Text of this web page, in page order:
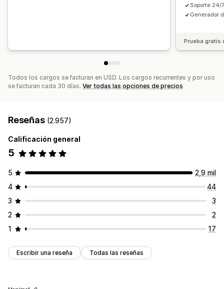
Soporte 24/
Generador
Prueba gratis
Todos los cargos se facturan en USD. Los cargos recurrentes y por uso
se facturan cada 30 días. Ver todas las opciones de precios
Reseñas (2.957)
Calificación general
5
5
2,9 mil
4
44
3
3
2
2
1
17
Escribir una reseña Todas las reseñas